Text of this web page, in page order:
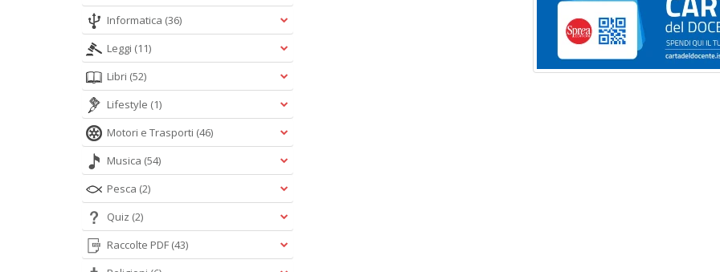
Informatica (36)
Leggi (11)
Libri (52)
Lifestyle (1)
Motori e Trasporti (46)
Musica (54)
Pesca (2)
Quiz (2)
Raccolte PDF (43)